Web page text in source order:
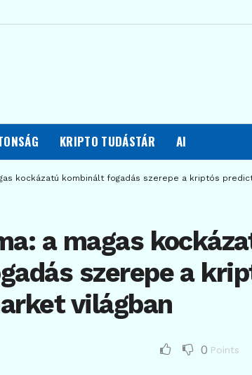
KRIPTO TUDÁSTÁR AI
kockázatú kombinált fogadás szerepe a kriptós
a magas
szerepe a
világban
0 Points